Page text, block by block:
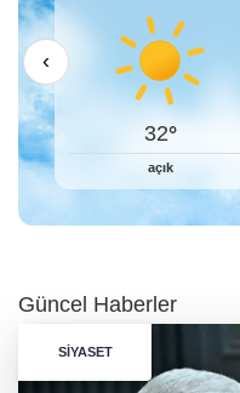
34
açık
‹
Güncel Haberler
SIYASET